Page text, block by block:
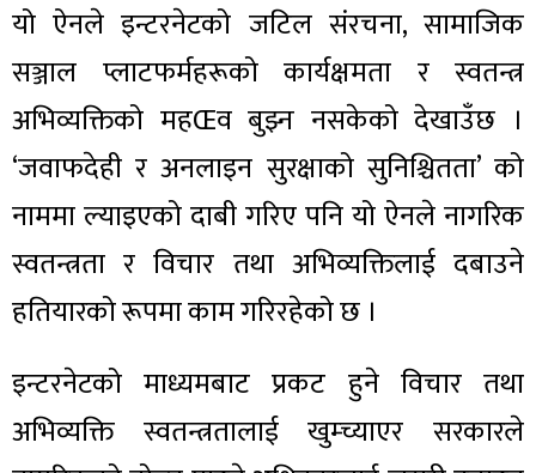
यो ऐनले इन्टरनेटको जटिल संरचना, सामाजिक
सञ्जाल प्लाटफर्महरूको कार्यक्षमता र स्वतन्त्र
अभिव्यक्तिको महŒव बुझ्न नसकेको देखाउँछ ।
‘जवाफदेही र अनलाइन सुरक्षाको सुनिश्चितता’ को
नाममा ल्याइएको दाबी गरिए पनि यो ऐनले नागरिक
स्वतन्त्रता र विचार तथा अभिव्यक्तिलाई दबाउने
हतियारको रूपमा काम गरिरहेको छ ।
इन्टरनेटको माध्यमबाट प्रकट हुने विचार तथा
अभिव्यक्ति स्वतन्त्रतालाई खुम्च्याएर सरकारले